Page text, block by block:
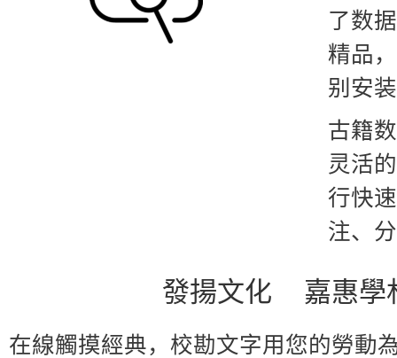
了数
精品
别安
古籍
灵活
行快
注、
發揚文化 嘉惠學
在線觸摸經典，校勘文字用您的勞動